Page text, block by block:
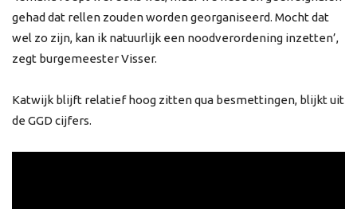
gehad dat rellen zouden worden georganiseerd. Mocht dat
wel zo zijn, kan ik natuurlijk een noodverordening inzetten’,
zegt burgemeester Visser.
Katwijk blijft relatief hoog zitten qua besmettingen, blijkt uit
de GGD cijfers.